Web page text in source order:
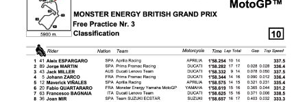
ー
ス